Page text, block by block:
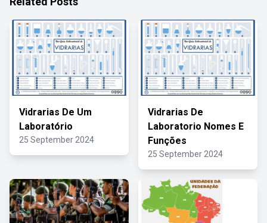
Vidrarias De Um
Laboratório
25 September 2024
Vidrarias De
Laboratorio Nomes E
Funções
25 September 2024